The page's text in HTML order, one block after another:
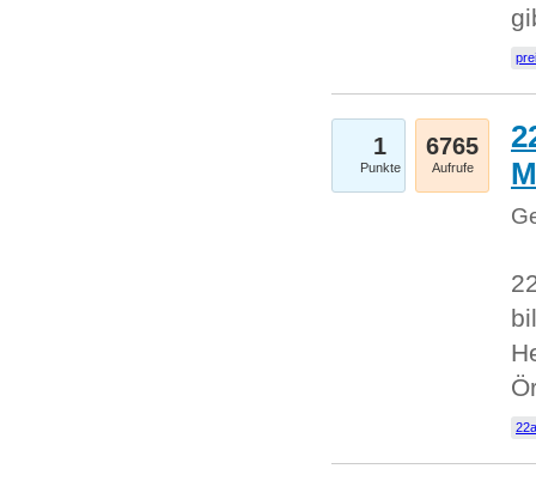
1
Punkte
6765
Aufrufe